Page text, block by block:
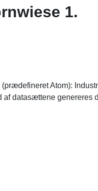
1.
Atom):
datasættene genereres